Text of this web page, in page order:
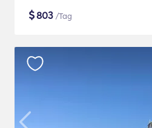
$803 /Tag